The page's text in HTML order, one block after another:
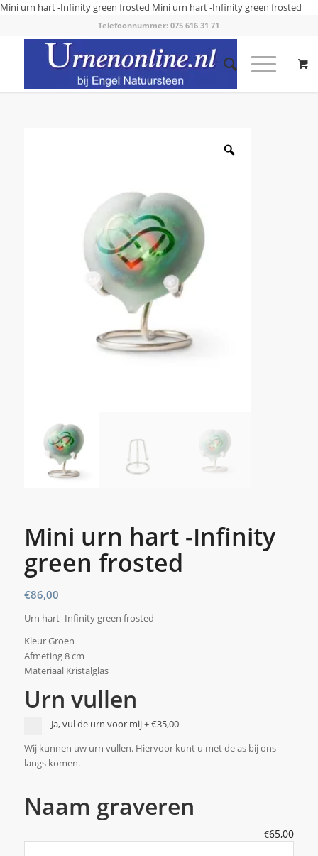
Mini urn hart -Infinity green frosted Mini urn hart -Infinity green frosted
Telefoonnummer: 075 616 31 71
Mini urn hart -Infinity
green frosted
€86,00
Urn hart -Infinity green frosted
Kleur Groen
Afmeting 8 cm
Materiaal Kristalglas
Urn vullen
Ja, vul de urn voor mij+€35,00
Wij kunnen uw urn vullen. Hiervoor kunt u met de as bij ons
langs komen.
Naam graveren
€65,00